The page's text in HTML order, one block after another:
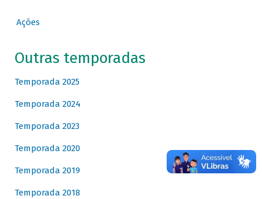
Ações
Outras temporadas
Temporada 2025
Temporada 2024
Temporada 2023
Temporada 2020
Temporada 2019
Temporada 2018